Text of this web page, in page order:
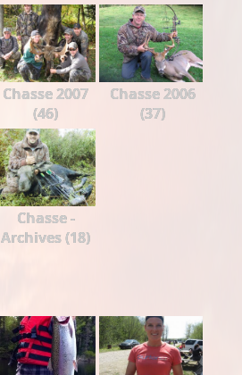
Chasse 2007
(46)
Chasse 2006
(37)
Chasse -
Archives (18)